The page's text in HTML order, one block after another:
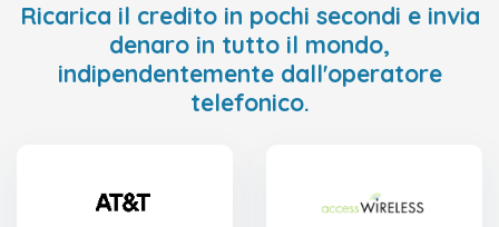
Ricarica il credito in pochi secondi e invia
denaro in tutto il mondo,
indipendentemente dall'operatore
telefonico.